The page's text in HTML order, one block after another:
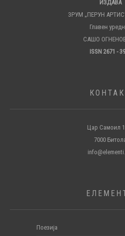
ИЗДАВА
ЗРУМ „ПЕРУН
Главен
САШО
ISSN 2671 -
Цар Самоил
7000
Поезија